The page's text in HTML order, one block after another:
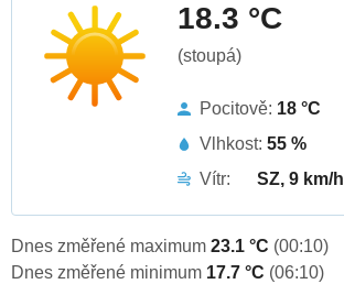
18.3 °C
(stoupá)
Pocitově: 18 °C
Vlhkost: 55 %
Vítr:
SZ, 9 km/h
Dnes změřené maximum 23.1 °C (00:10)
Dnes změřené minimum 17.7 °C (06:10)